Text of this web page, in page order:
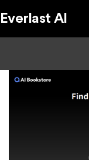
Everlast AI